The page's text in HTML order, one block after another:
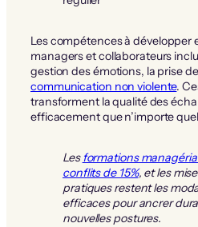
Les compétences à développer
managers et collaborateurs
gestion des émotions, la prise
communication non violente.
transforment la qualité des
efficacement que n’importe
Lesformations
conflits de 15%, et les
pratiques restent les
efficaces pour ancrer
nouvelles postures.